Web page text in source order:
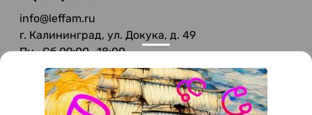
info@leffam.ru
г. Калининград, ул. Докука, д. 49
Пн—Сб 09:00—18:00
Вс—Выходной